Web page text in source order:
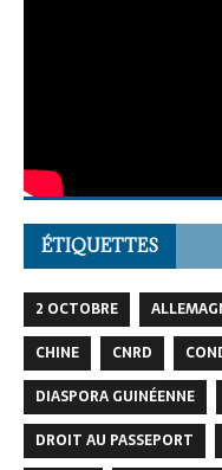
ÉTIQUETTES
2 OCTOBRE
CHINE
CNRD
DIASPORA GUINÉENNE
DROIT AU PASSEPORT